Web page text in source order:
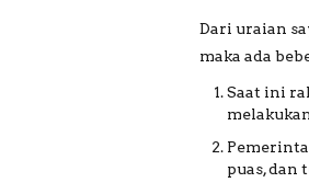
Dari uraian
maka ada
Saat ini
puas, dan